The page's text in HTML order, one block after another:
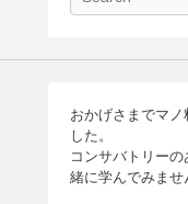
索
おかげさまでマ
した。
コンサバトリー
緒に学んでみませ